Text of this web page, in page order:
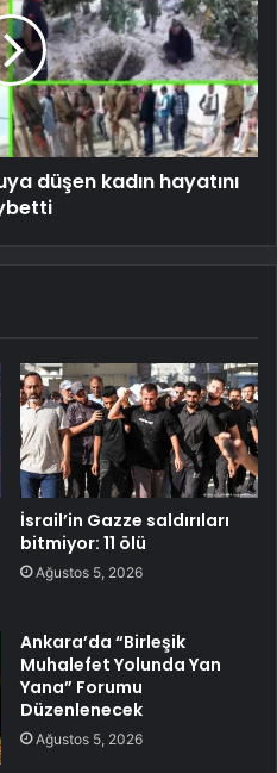
düşen kadın hayatını
İsrail’in Gazze saldırıları
bitmiyor: 11 ölü
Ağustos 5, 2026
Ankara’da “Birleşik
Muhalefet Yolunda Yan
Yana” Forumu
Düzenlenecek
Ağustos 5, 2026